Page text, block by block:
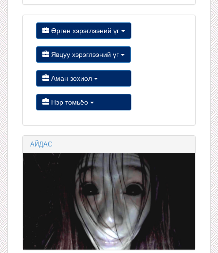
Өргөн хэрэглээний үг
Явцуу хэрэглээний үг
Аман зохиол
Нэр томьёо
АЙДАС